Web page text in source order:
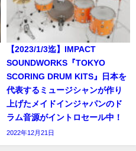
【2023/1/3迄】IMPACT
SOUNDWORKS『TOKYO
SCORING DRUM KITS』日本を
代表するミュージシャンが作り
上げたメイドインジャパンのド
ラム音源がイントロセール中！
2022年12月21日